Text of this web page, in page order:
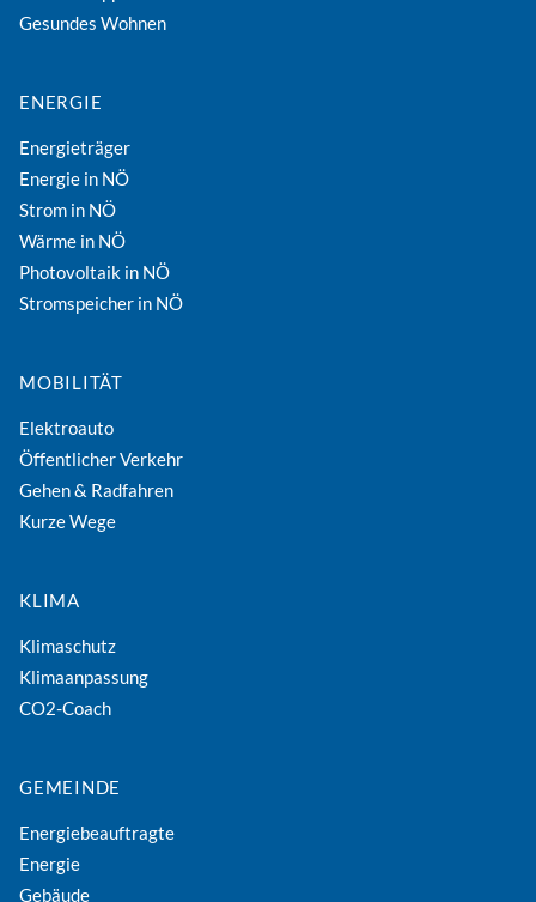
Gesundes Wohnen
ENERGIE
Energieträger
Energie in NÖ
Strom in NÖ
Wärme in NÖ
Photovoltaik in NÖ
Stromspeicher in NÖ
MOBILITÄT
Elektroauto
Öffentlicher Verkehr
Gehen & Radfahren
Kurze Wege
KLIMA
Klimaschutz
Klimaanpassung
CO2-Coach
GEMEINDE
Energiebeauftragte
Energie
Gebäude